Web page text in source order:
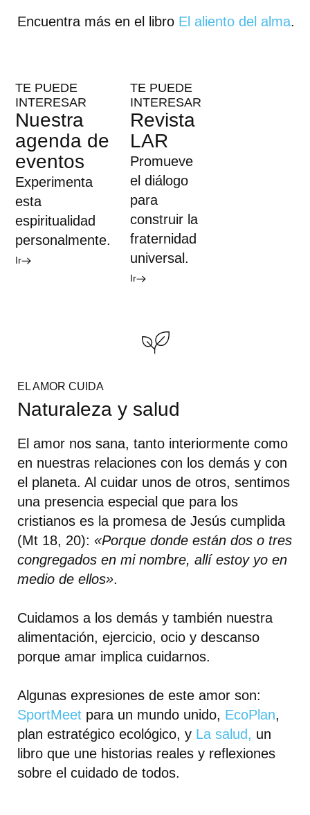
Encuentra más en el libro El aliento del alma.
TE PUEDE
INTERESAR
Revista
LAR
Promueve
el diálogo
para
construir la
fraternidad
universal.
Ir
TE PUEDE
INTERESAR
Nuestra
agenda de
eventos
Experimenta
esta
espiritualidad
personalmente.
Ir
EL AMOR CUIDA
Naturaleza y salud
El amor nos sana, tanto interiormente como
en nuestras relaciones con los demás y con
el planeta. Al cuidar unos de otros, sentimos
una presencia especial que para los
cristianos es la promesa de Jesús cumplida
(Mt 18, 20): «Porque donde están dos o tres
congregados en mi nombre, allí estoy yo en
medio de ellos».
Cuidamos a los demás y también nuestra
alimentación, ejercicio, ocio y descanso
porque amar implica cuidarnos.
Algunas expresiones de este amor son:
SportMeetpara un mundo unido, EcoPlan,
plan estratégico ecológico, y La salud, un
libro que une historias reales y reflexiones
sobre el cuidado de todos.